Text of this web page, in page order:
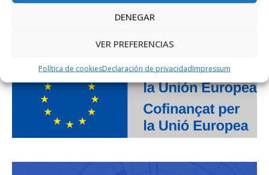
DENEGAR
VER PREFERENCIAS
Política de cookiesDeclaración de privacidadImpressum